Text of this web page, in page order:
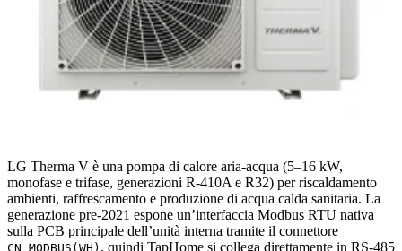
LG Therma V è una pompa di calore aria-acqua (5–16 kW,
monofase e trifase, generazioni R-410A e R32) per riscaldamento
ambienti, raffrescamento e produzione di acqua calda sanitaria. La
generazione pre-2021 espone un’interfaccia Modbus RTU nativa
sulla PCB principale dell’unità interna tramite il connettore
CN_MODBUS(WH) , quindi TapHome si collega direttamente in RS-485